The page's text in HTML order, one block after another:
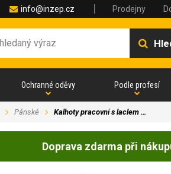
info@inzep.cz Prodejny
Ochranné oděvy Podle profesí
Pánské Kalhoty pracovní s laclem …
Doprava zdarma při